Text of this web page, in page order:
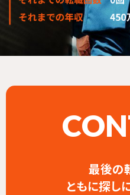
最後の
ともに探し